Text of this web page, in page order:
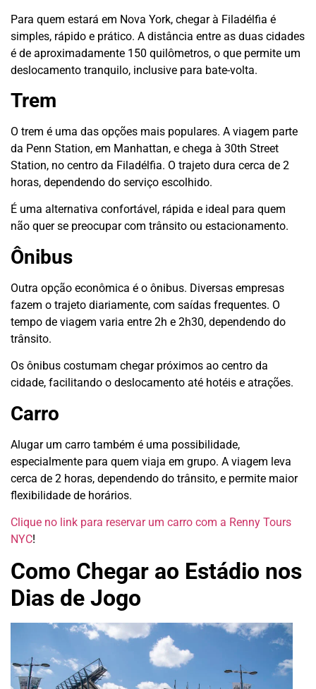
Para quem estará em Nova York, chegar à Filadélfia é
simples, rápido e prático. A distância entre as duas cidades
é de aproximadamente 150 quilômetros, o que permite um
deslocamento tranquilo, inclusive para bate-volta.
Trem
O trem é uma das opções mais populares. A viagem parte
da Penn Station, em Manhattan, e chega à 30th Street
Station, no centro da Filadélfia. O trajeto dura cerca de 2
horas, dependendo do serviço escolhido.
É uma alternativa confortável, rápida e ideal para quem
não quer se preocupar com trânsito ou estacionamento.
Ônibus
Outra opção econômica é o ônibus. Diversas empresas
fazem o trajeto diariamente, com saídas frequentes. O
tempo de viagem varia entre 2h e 2h30, dependendo do
trânsito.
Os ônibus costumam chegar próximos ao centro da
cidade, facilitando o deslocamento até hotéis e atrações.
Carro
Alugar um carro também é uma possibilidade,
especialmente para quem viaja em grupo. A viagem leva
cerca de 2 horas, dependendo do trânsito, e permite maior
flexibilidade de horários.
Clique no link para reservar um carro com a Renny Tours
NYC!
Como Chegar ao Estádio nos
Dias de Jogo